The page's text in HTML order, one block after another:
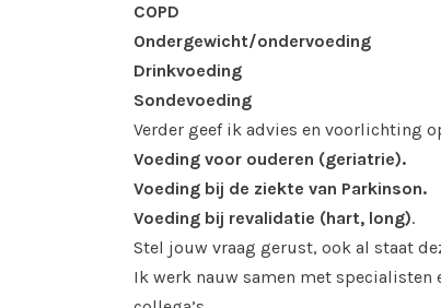
COPD
Ondergewicht/ondervoeding
Drinkvoeding
Sondevoeding
Verder geef ik advies en voorlichting
Voeding voor ouderen (geriatrie).
Voeding bij de ziekte van Parkinson.
Voeding bij revalidatie (hart, long).
Stel jouw vraag gerust, ook al staat
Ik werk nauw samen met